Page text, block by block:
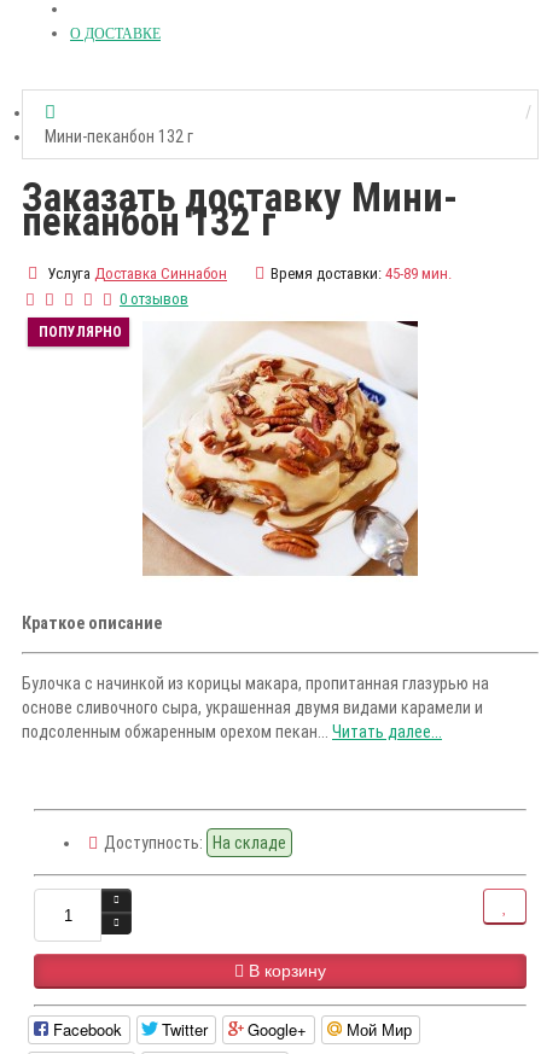
О ДОСТАВКЕ
Мини-пеканбон 132 г
Заказать доставку Мини-
пеканбон 132 г
Услуга Доставка Синнабон Время доставки: 45-89 мин.
0 отзывов
ПОПУЛЯРНО
Краткое описание
Булочка с начинкой из корицы макара, пропитанная глазурью на
основе сливочного сыра, украшенная двумя видами карамели и
подсоленным обжаренным орехом пекан... Читать далее...
Доступность: На складе
В корзину
Facebook Twitter Google+ Мой Мир